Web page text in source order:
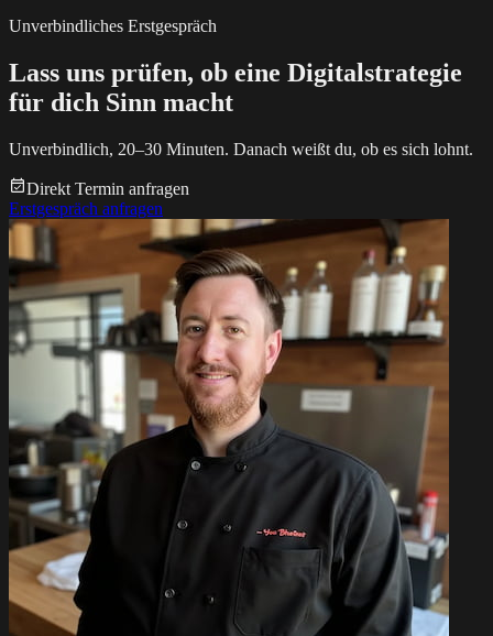
Unverbindliches Erstgespräch
Lass uns prüfen, ob eine Digitalstrategie
für dich Sinn macht
Unverbindlich, 20–30 Minuten. Danach weißt du, ob es sich lohnt.
Direkt Termin anfragen
Erstgespräch anfragen